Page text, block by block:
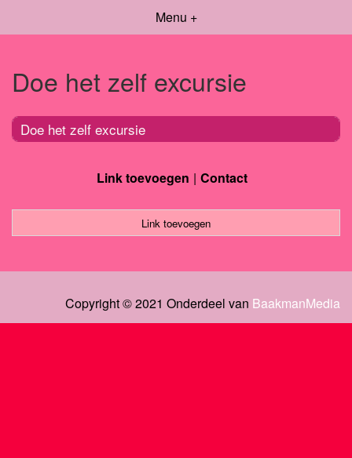
Menu +
Doe het zelf excursie
Doe het zelf excursie
Link toevoegen Contact
Link toevoegen
Copyright © 2021 Onderdeel van BaakmanMedia